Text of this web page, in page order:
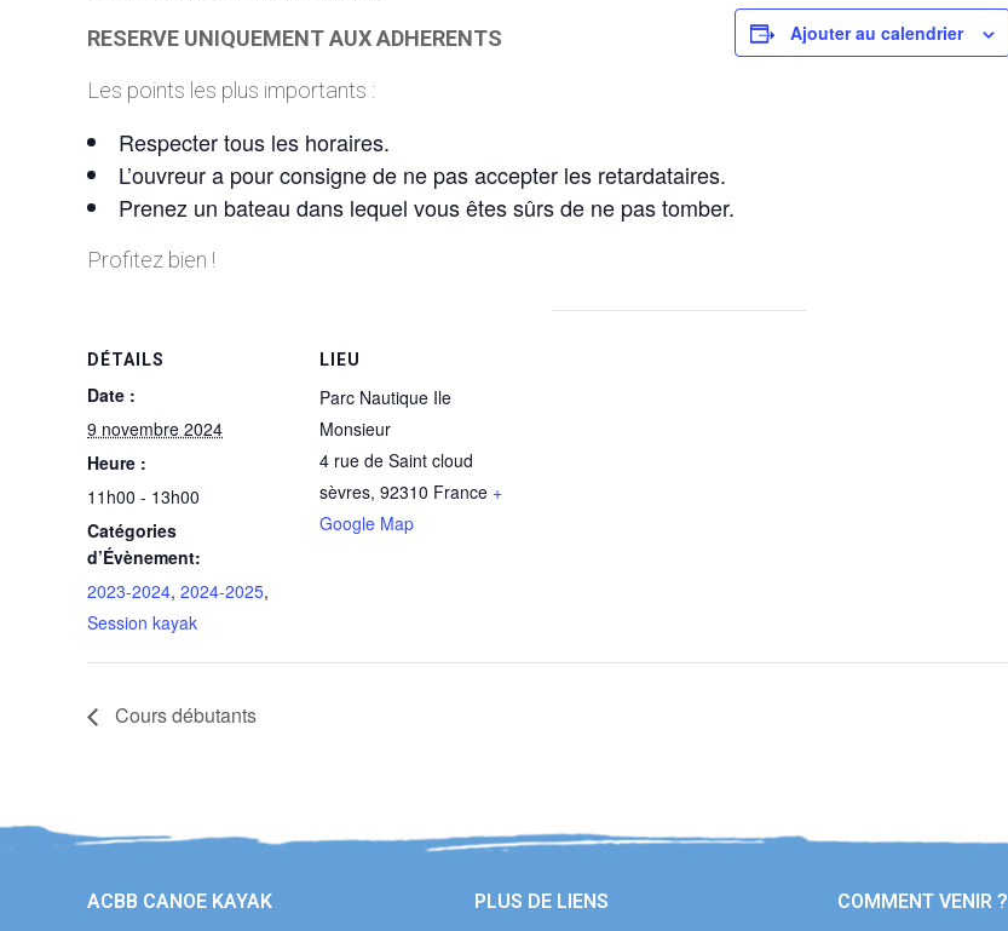
RESERVE UNIQUEMENT AUX ADHERENTS
Les points les plus importants :
Respecter tous les horaires.
L’ouvreur a pour consigne de ne pas accepter les retardataires.
Prenez un bateau dans lequel vous êtes sûrs de ne pas tomber.
Profitez bien !
Ajouter au calendrier
DÉTAILS
Date :
9 novembre 2024
Heure :
11h00 - 13h00
Catégories
d’Évènement:
2023-2024, 2024-2025,
Session kayak
LIEU
Parc Nautique Ile
Monsieur
4 rue de Saint cloud
sèvres, 92310 France +
Google Map
Cours débutants
ACBB CANOE KAYAK PLUS DE LIENS COMMENT VENIR ?